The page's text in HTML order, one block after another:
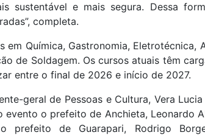
sustentável e mais segura. Dessa
completa.
Química, Gastronomia, Eletrotécnica,
de Soldagem. Os cursos atuais têm
entre o final de 2026 e início de 2027.
geral de Pessoas e Cultura, Vera
o prefeito de Anchieta, Leonardo
prefeito de Guarapari, Rodrigo